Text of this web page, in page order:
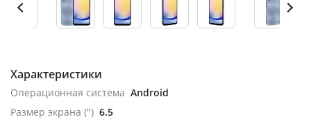
Характеристики
Операционная система Android
Размер экрана (") 6.5